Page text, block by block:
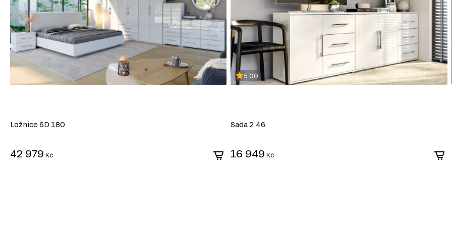
Toaletní stolky do ložnice
Šatní skříň
Noční stolky
Nástěnné police a skříňky
Zrcadla
Kancelářské stoly
DŘEVOTŘÍSKA
DTD (dřevotřísková deska) je jedním z
Ložnice 6D 180
42 979 Kč
5.00
Sada 2.46
16 949 Kč